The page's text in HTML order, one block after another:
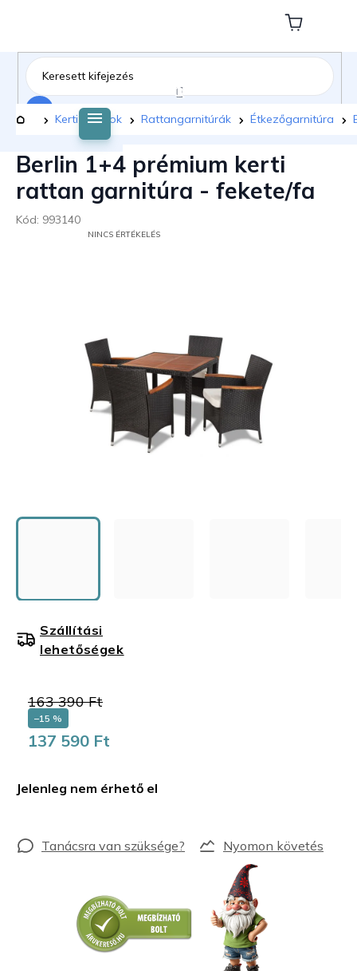
tartalomhoz
Kosár
Kezdőlap
Kerti bútorok Rattangarnitúrák Étkezőgarnitúra
Berlin 1+4 prémium kerti
rattan garnitúra - fekete/fa
Kód: 993140
NINCS ÉRTÉKELÉS
163 390 Ft
–15 %
137 590 Ft
Jelenleg nem érhető el
Szállítási
lehetőségek
Nyomon követés